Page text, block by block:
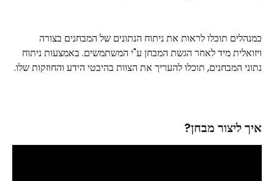
כמנהלים תוכלו לראות את ניתוח הנתונים של המבחנים בצורה
ויזואלית מיד לאחר הגשת המבחן ע"י המשתמשים. באמצעות ניתוח
נתוני המבחנים, תוכלו להעריך את הצוות בהיבטי הידע והחוזקות שלו.
איך ליצור מבחן?